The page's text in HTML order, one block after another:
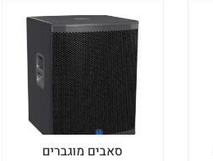
סאבים מוגברים